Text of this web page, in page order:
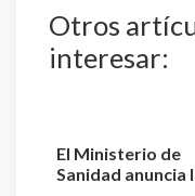
Otros
interesar:
El Ministerio de
Sanidad anuncia